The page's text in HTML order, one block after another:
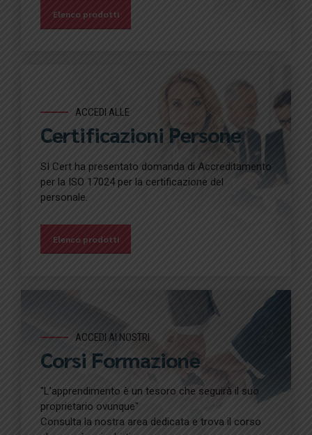
Elenco prodotti
ACCEDI ALLE
Certificazioni Persone
SI Cert ha presentato domanda di Accreditamento
per la ISO 17024 per la certificazione del
personale.
Elenco prodotti
ACCEDI AI NOSTRI
Corsi Formazione
"L’apprendimento è un tesoro che seguirà il suo
proprietario ovunque"
Consulta la nostra area dedicata e trova il corso